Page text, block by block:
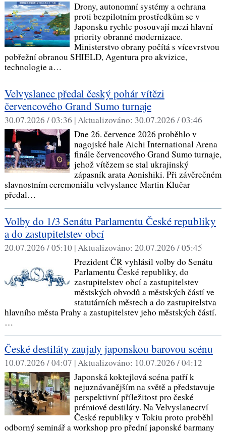
Drony, autonomní systémy a ochrana
proti bezpilotním prostředkům se v
Japonsku rychle posouvají mezi hlavní
priority obranné modernizace.
Ministerstvo obrany počítá s vícevrstvou
pobřežní obranou SHIELD, Agentura pro akvizice,
technologie a…
Velvyslanec předal český pohár vítězi
červencového Grand Sumo turnaje
30.07.2026 / 03:36 |Aktualizováno: 30.07.2026 / 03:46
Dne 26. července 2026 proběhlo v
nagojské hale Aichi International Arena
finále červencového Grand Sumo turnaje,
jehož vítězem se stal ukrajinský
zápasník arata Aonishiki. Při závěrečném
slavnostním ceremoniálu velvyslanec Martin Klučar
předal…
Volby do 1/3 Senátu Parlamentu České republiky
a do zastupitelstev obcí
20.07.2026 / 05:10 |Aktualizováno: 20.07.2026 / 05:45
Prezident ČR vyhlásil volby do Senátu
Parlamentu České republiky, do
zastupitelstev obcí a zastupitelstev
městských obvodů a městských částí ve
statutárních městech a do zastupitelstva
hlavního města Prahy a zastupitelstev jeho městských částí.
…
České destiláty zaujaly japonskou barovou scénu
10.07.2026 / 04:07 |Aktualizováno: 10.07.2026 / 04:12
Japonská koktejlová scéna patří k
nejuznávanějším na světě a představuje
perspektivní příležitost pro české
prémiové destiláty. Na Velvyslanectví
České republiky v Tokiu proto proběhl
odborný seminář a workshop pro přední japonské barmany